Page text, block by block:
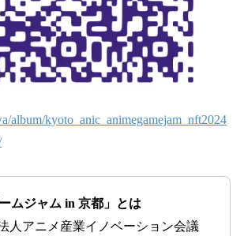
album/kyoto_anic_animegamejam_nft2024
ムジャム in 京都」とは
人アニメ産業イノベーション会議